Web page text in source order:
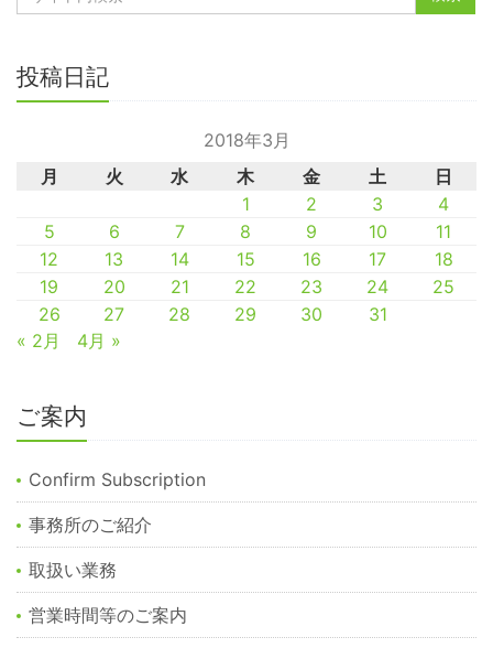
投稿日記
2018年3月
月
火 水 木 金 土
日
1
2 3
4
5
6 7 8 9 10
11
12
13 14 15 16 17
18
19
20 21 22 23 24
25
26
27 28 29 30
31
« 2月
4月 »
ご案内
Confirm Subscription
事務所のご紹介
取扱い業務
営業時間等のご案内